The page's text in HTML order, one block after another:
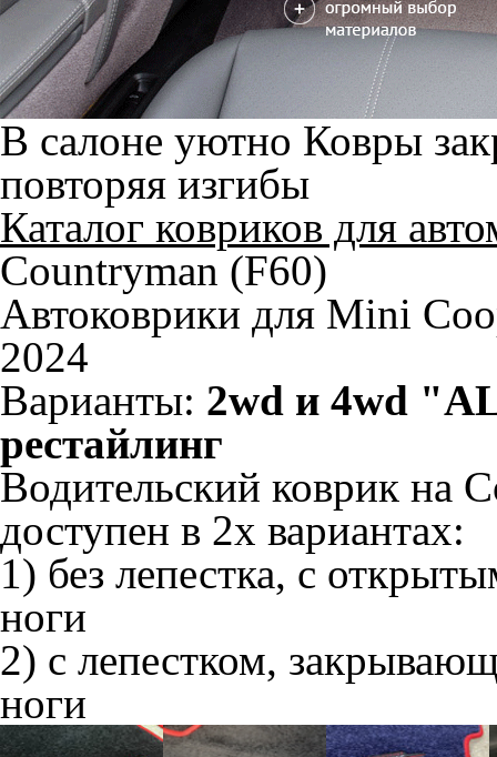
В салоне уютно Ковры
повторяя изгибы
Каталог ковриков для
Countryman (F60)
Автоковрики для Mini
2024
Варианты: 2wd и 4wd
рестайлинг
Водительский коврик на
доступен в 2х вариантах:
1) без лепестка, с
ноги
2) с лепестком,
ноги